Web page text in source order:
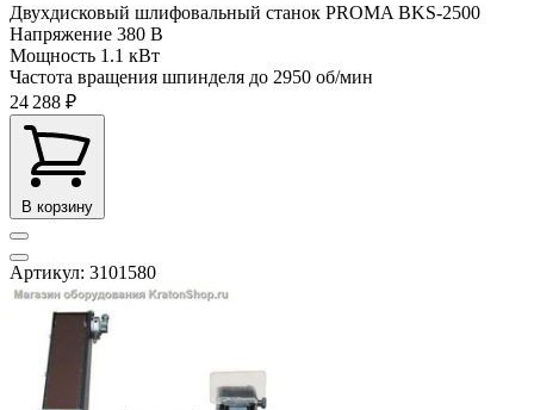
Двухдисковый шлифовальный станок PROMA BKS-2500
Напряжение 380 В
Мощность 1.1 кВт
Частота вращения шпинделя до 2950 об/мин
24 288 ₽
В корзину
Артикул: 3101580